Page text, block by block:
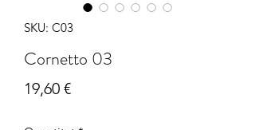
SKU: C03
Cornetto 03
19,60 €Price